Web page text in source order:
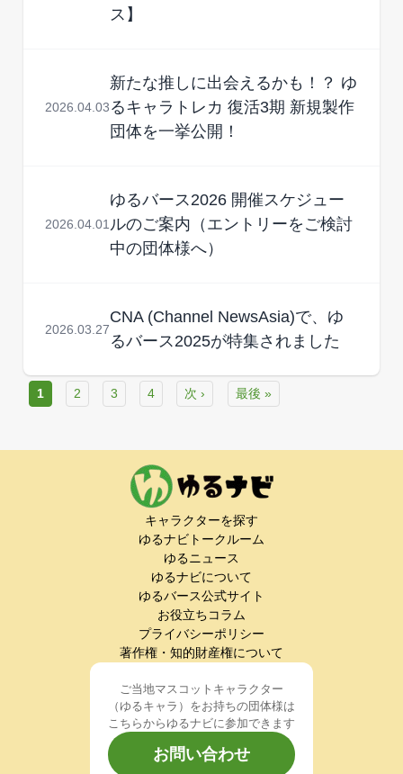
ス】
2026.04.03
新たな推しに出会えるかも！？ ゆ
るキャラトレカ 復活3期 新規製作
団体を一挙公開！
2026.04.01
ゆるバース2026 開催スケジュー
ルのご案内（エントリーをご検討
中の団体様へ）
2026.03.27
CNA (Channel NewsAsia)で、ゆ
るバース2025が特集されました
1 2 3 4 次 › 最後 »
キャラクターを探す
ゆるナビトークルーム
ゆるニュース
ゆるナビについて
ゆるバース公式サイト
お役立ちコラム
プライバシーポリシー
著作権・知的財産権について
ご当地マスコットキャラクター
（ゆるキャラ）をお持ちの団体様は
こちらからゆるナビに参加できます
お問い合わせ